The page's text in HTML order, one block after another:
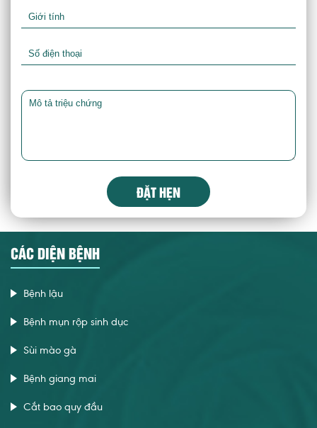
ĐẶT HẸN
CÁC DIỆN BỆNH
Bệnh lậu
Bệnh mụn rộp sinh dục
Sùi mào gà
Bệnh giang mai
Cắt bao quy đầu